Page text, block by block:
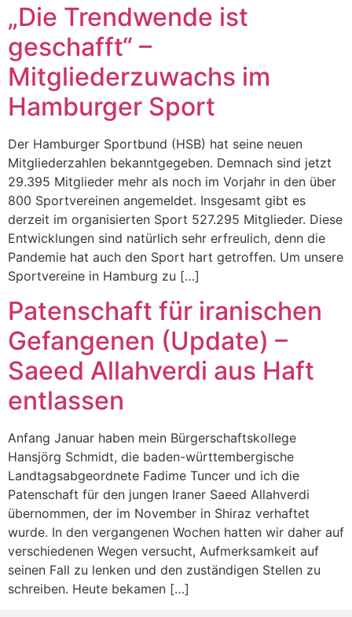
„Die Trendwende ist
geschafft“ –
Mitgliederzuwachs im
Hamburger Sport
Der Hamburger Sportbund (HSB) hat seine neuen
Mitgliederzahlen bekanntgegeben. Demnach sind jetzt
29.395 Mitglieder mehr als noch im Vorjahr in den über
800 Sportvereinen angemeldet. Insgesamt gibt es
derzeit im organisierten Sport 527.295 Mitglieder. Diese
Entwicklungen sind natürlich sehr erfreulich, denn die
Pandemie hat auch den Sport hart getroffen. Um unsere
Sportvereine in Hamburg zu […]
Patenschaft für iranischen
Gefangenen (Update) –
Saeed Allahverdi aus Haft
entlassen
Anfang Januar haben mein Bürgerschaftskollege
Hansjörg Schmidt, die baden-württembergische
Landtagsabgeordnete Fadime Tuncer und ich die
Patenschaft für den jungen Iraner Saeed Allahverdi
übernommen, der im November in Shiraz verhaftet
wurde. In den vergangenen Wochen hatten wir daher auf
verschiedenen Wegen versucht, Aufmerksamkeit auf
seinen Fall zu lenken und den zuständigen Stellen zu
schreiben. Heute bekamen […]